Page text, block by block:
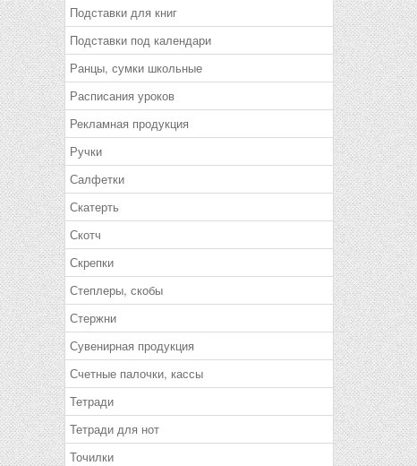
Подставки для книг
Подставки под календари
Ранцы, сумки школьные
Расписания уроков
Рекламная продукция
Ручки
Салфетки
Скатерть
Скотч
Скрепки
Степлеры, скобы
Стержни
Сувенирная продукция
Счетные палочки, кассы
Тетради
Тетради для нот
Точилки